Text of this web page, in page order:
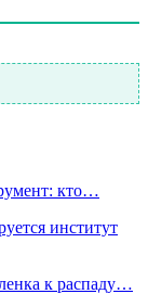
кто…
институт
к распаду…